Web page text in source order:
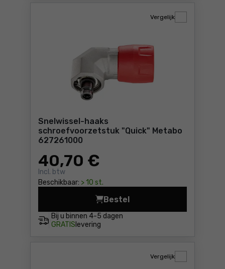
Snelwissel-haaks
schroefvoorzetstuk "Quick" Metabo
627261000
40,70 €
Incl. btw
Beschikbaar: > 10 st.
Vergelijk
Bij u binnen 4-5 dagen
GRATIS levering
Bestel
Snelwissel-haaks
Vergelijk